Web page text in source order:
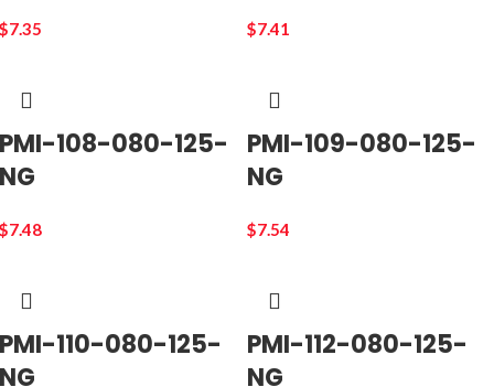
$7.35 $7.41
PMI-108-080-125-
NG
$7.48
PMI-109-080-125-
NG
$7.54
PMI-110-080-125-
NG
PMI-112-080-125-
NG